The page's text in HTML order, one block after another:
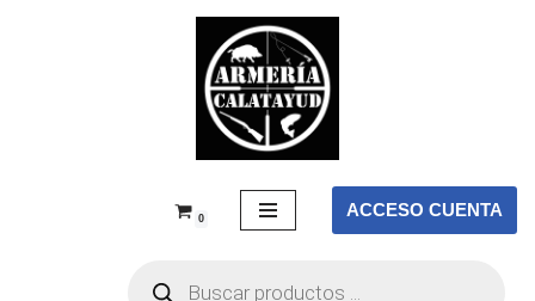
0 ACCESO CUENTA